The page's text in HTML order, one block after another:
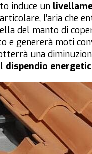
induce un
l’aria che
del manto di
e genererà moti
otterrà una
dispendio